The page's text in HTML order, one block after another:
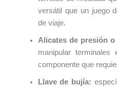
versátil que un juego
de viaje.
Alicates de presión
manipular terminales
componente que
Llave de bujía: